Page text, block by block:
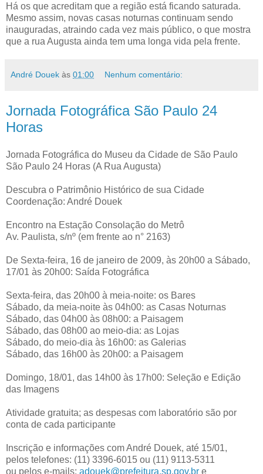
Há os que acreditam que a região está ficando saturada.
Mesmo assim, novas casas noturnas continuam sendo
inauguradas, atraindo cada vez mais público, o que mostra
que a rua Augusta ainda tem uma longa vida pela frente.
André Douek às 01:00 Nenhum comentário:
Jornada Fotográfica São Paulo 24
Horas
Jornada Fotográfica do Museu da Cidade de São Paulo
São Paulo 24 Horas (A Rua Augusta)
Descubra o Patrimônio Histórico de sua Cidade
Coordenação: André Douek
Encontro na Estação Consolação do Metrô
Av. Paulista, s/nº (em frente ao n° 2163)
De Sexta-feira, 16 de janeiro de 2009, às 20h00 a Sábado,
17/01 às 20h00: Saída Fotográfica
Sexta-feira, das 20h00 à meia-noite: os Bares
Sábado, da meia-noite às 04h00: as Casas Noturnas
Sábado, das 04h00 às 08h00: a Paisagem
Sábado, das 08h00 ao meio-dia: as Lojas
Sábado, do meio-dia às 16h00: as Galerias
Sábado, das 16h00 às 20h00: a Paisagem
Domingo, 18/01, das 14h00 às 17h00: Seleção e Edição
das Imagens
Atividade gratuita; as despesas com laboratório são por
conta de cada participante
Inscrição e informações com André Douek, até 15/01,
pelos telefones: (11) 3396-6015 ou (11) 9113-5311
ou pelos e-mails: adouek@prefeitura.sp.gov.br e